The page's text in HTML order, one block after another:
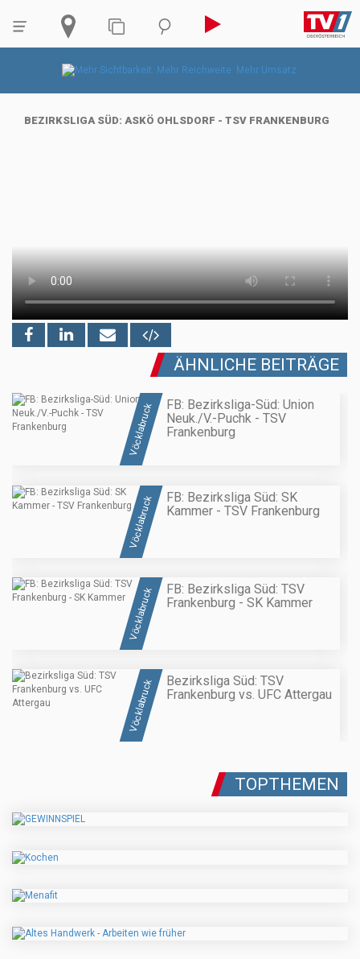
BEZIRKSLIGA SÜD: ASKÖ OHLSDORF - TSV FRANKENBURG
ÄHNLICHE BEITRÄGE
Vöcklabruck
FB: Bezirksliga-Süd: Union
Neuk./V.-Puchk - TSV
Frankenburg
Vöcklabruck
FB: Bezirksliga Süd: SK
Kammer - TSV Frankenburg
Vöcklabruck
FB: Bezirksliga Süd: TSV
Frankenburg - SK Kammer
Vöcklabruck
Bezirksliga Süd: TSV
Frankenburg vs. UFC Attergau
TOPTHEMEN